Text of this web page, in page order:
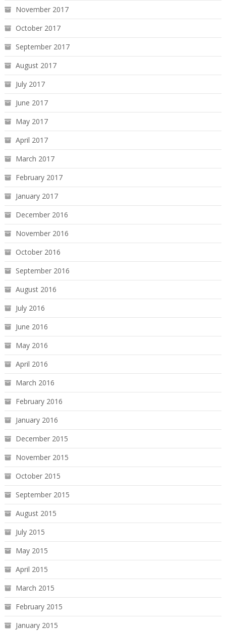
November 2017
October 2017
September 2017
August 2017
July 2017
June 2017
May 2017
April 2017
March 2017
February 2017
January 2017
December 2016
November 2016
October 2016
September 2016
August 2016
July 2016
June 2016
May 2016
April 2016
March 2016
February 2016
January 2016
December 2015
November 2015
October 2015
September 2015
August 2015
July 2015
May 2015
April 2015
March 2015
February 2015
January 2015